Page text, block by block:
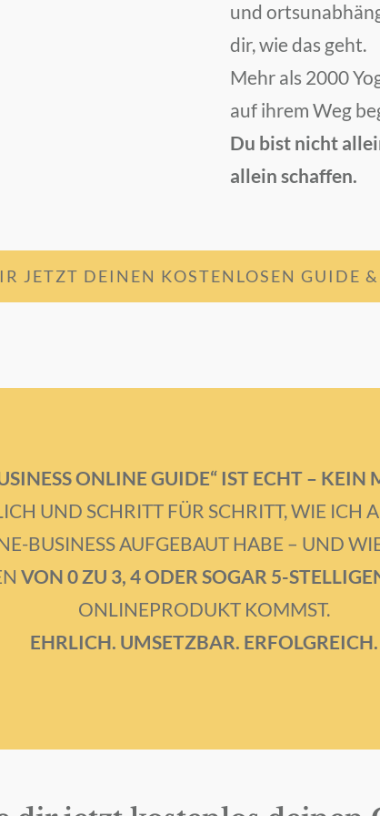
und
dir, wie das geht.
Mehr als 2000
auf ihrem Weg
Du bist nicht
allein schaffen.
JETZT DEINEN KOSTENLOSEN GUIDE &
ONLINE GUIDE“ IST ECHT –
UND SCHRITT FÜR SCHRITT, WIE ICH
BUSINESS AUFGEBAUT HABE – UND
VON 0 ZU 3, 4 ODER SOGAR 5-
ONLINEPRODUKT KOMMST.
EHRLICH. UMSETZBAR. ERFOLGREICH.